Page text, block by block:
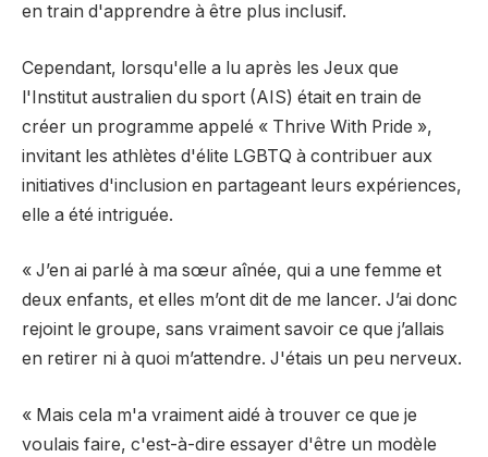
en train d'apprendre à être plus inclusif.
Cependant, lorsqu'elle a lu après les Jeux que
l'Institut australien du sport (AIS) était en train de
créer un programme appelé « Thrive With Pride »,
invitant les athlètes d'élite LGBTQ à contribuer aux
initiatives d'inclusion en partageant leurs expériences,
elle a été intriguée.
« J’en ai parlé à ma sœur aînée, qui a une femme et
deux enfants, et elles m’ont dit de me lancer. J’ai donc
rejoint le groupe, sans vraiment savoir ce que j’allais
en retirer ni à quoi m’attendre. J'étais un peu nerveux.
« Mais cela m'a vraiment aidé à trouver ce que je
voulais faire, c'est-à-dire essayer d'être un modèle